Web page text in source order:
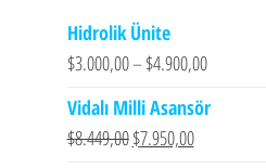
Hidrolik Ünite
$3.000,00–$4.900,00
Vidalı Milli Asansör
$8.449,00Orijinal
$7.950,00Şu